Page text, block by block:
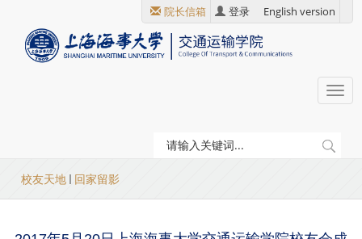
院长信箱 登录 English version
当
前
校友天地 回家留影